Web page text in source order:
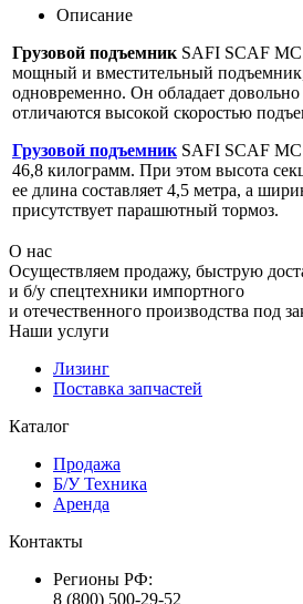
Описание
Грузовой подъемник SAFI SCAF MC
мощный и вместительный
одновременно. Он обладает
отличаются высокой скоростью
Грузовой подъемник SAFI SCAF MC
46,8 килограмм. При этом высота
ее длина составляет 4,5 метра, а
присутствует парашютный тормоз.
О нас
Осуществляем продажу, быструю
и б/у спецтехники импортного
и отечественного производства под
Наши услуги
Лизинг
Поставка запчастей
Каталог
Продажа
Б/У Техника
Аренда
Контакты
Регионы РФ:
8 (800) 500-29-52